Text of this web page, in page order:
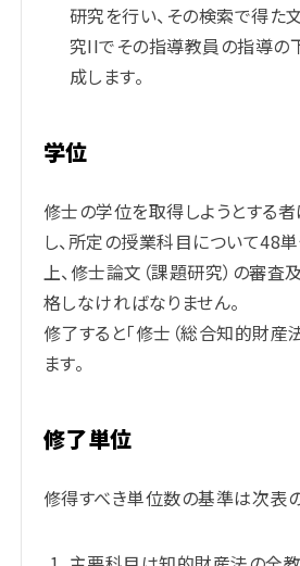
研究を行い、その検索で得た
究IIでその指導教員の指導の
成します。
学位
修士の学位を取得しようとする
し、所定の授業科目について48
上、修士論文（課題研究）の審
格しなければなりません。
修了すると「修士（総合知的財産
ます。
修了単位
修得すべき単位数の基準は次表の